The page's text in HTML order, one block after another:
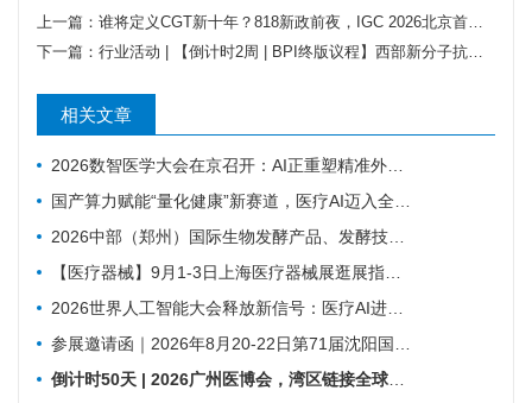
上一篇： 谁将定义CGT新十年？818新政前夜，IGC 2026北京首发80+重磅嘉宾，共探先进疗法转化“合规+临床”实战热点
下一篇： 行业活动 | 【倒计时2周 | BPI终版议程】西部新分子抗体药盛会成都启幕！60+专家领航ADC/双多抗/AI新浪潮，免费报名最后通道！
相关文章
2026数智医学大会在京召开：AI正重塑精准外科与基层医疗
国产算力赋能“量化健康”新赛道，医疗AI迈入全域发展新阶段
2026中部（郑州）国际生物发酵产品、发酵技术装备博览会
【医疗器械】9月1-3日上海医疗器械展​逛展指南来了！
2026世界人工智能大会释放新信号：医疗AI进入真实场景落地时代
参展邀请函｜2026年8月20-22日第71届沈阳国际医疗器械展览会
倒计时50天 | 2026广州医博会，湾区链接全球，创新驱动健康